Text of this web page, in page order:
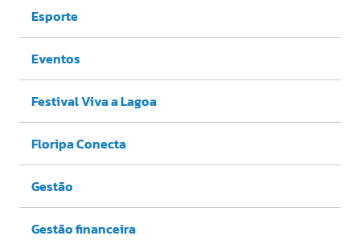
Esporte
Eventos
Festival Viva a Lagoa
Floripa Conecta
Gestão
Gestão financeira